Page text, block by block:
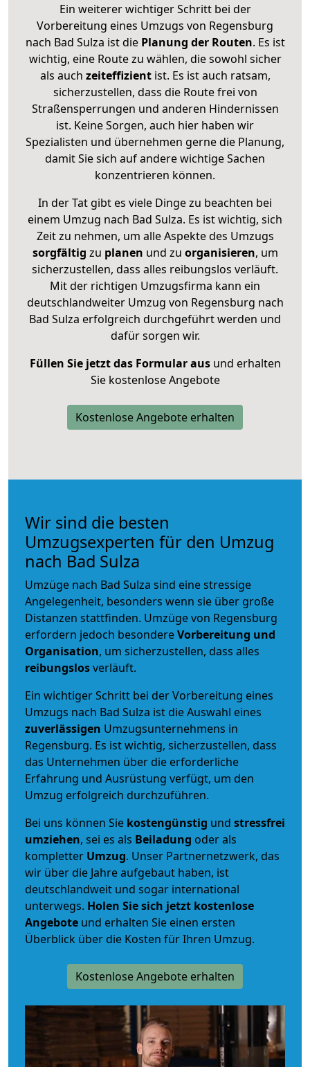
Ein weiterer wichtiger Schritt bei der
Vorbereitung eines Umzugs von Regensburg
nach Bad Sulza ist diePlanung der Routen. Es ist
wichtig, eine Route zu wählen, die sowohl sicher
als auch zeiteffizientist. Es ist auch ratsam,
sicherzustellen, dass die Route frei von
Straßensperrungen und anderen Hindernissen
ist. Keine Sorgen, auch hier haben wir
Spezialisten und übernehmen gerne die Planung,
damit Sie sich auf andere wichtige Sachen
konzentrieren können.
In der Tat gibt es viele Dinge zu beachten bei
einem Umzug nach Bad Sulza. Es ist wichtig, sich
Zeit zu nehmen, um alle Aspekte des Umzugs
sorgfältig zu planen und zu organisieren, um
sicherzustellen, dass alles reibungslos verläuft.
Mit der richtigen Umzugsfirma kann ein
deutschlandweiter Umzug von Regensburg nach
Bad Sulza erfolgreich durchgeführt werden und
dafür sorgen wir.
Füllen Sie jetzt das Formular ausund erhalten
Sie kostenlose Angebote
Kostenlose Angebote erhalten
Wir sind die besten
Umzugsexperten für den Umzug
nach Bad Sulza
Umzüge nach Bad Sulza sind eine stressige
Angelegenheit, besonders wenn sie über große
Distanzen stattfinden. Umzüge von Regensburg
erfordern jedoch besondereVorbereitung und
Organisation, um sicherzustellen, dass alles
reibungslosverläuft.
Ein wichtiger Schritt bei der Vorbereitung eines
Umzugs nach Bad Sulza ist die Auswahl eines
zuverlässigen Umzugsunternehmens in
Regensburg. Es ist wichtig, sicherzustellen, dass
das Unternehmen über die erforderliche
Erfahrung und Ausrüstung verfügt, um den
Umzug erfolgreich durchzuführen.
Bei uns können Sie kostengünstig und stressfrei
umziehen, sei es als Beiladung oder als
kompletter Umzug. Unser Partnernetzwerk, das
wir über die Jahre aufgebaut haben, ist
deutschlandweit und sogar international
unterwegs. Holen Sie sich jetzt kostenlose
Angebote und erhalten Sie einen ersten
Überblick über die Kosten für Ihren Umzug.
Kostenlose Angebote erhalten